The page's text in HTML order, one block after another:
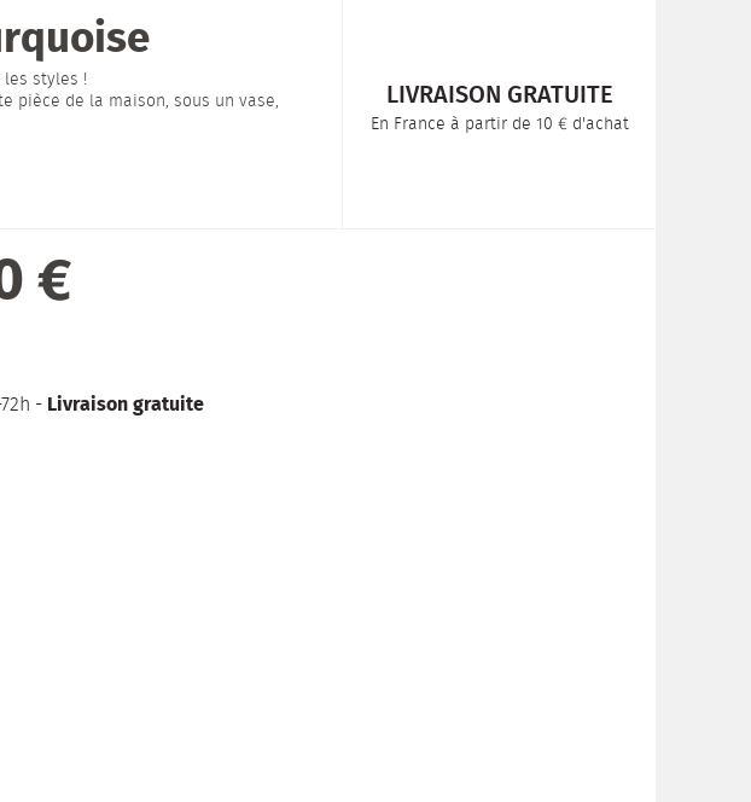
styles !
pièce de la maison, sous un vase,
LIVRAISON GRATUITE
En France à partir de 10 € d'achat
€
- Livraison gratuite